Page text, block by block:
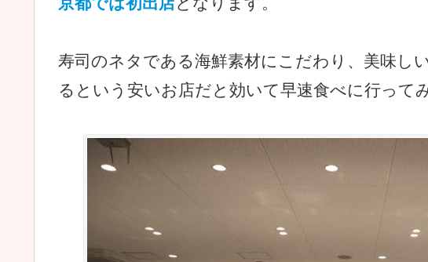
寿司のネタである海鮮素材にこだわり、美味し
るという安いお店だと効いて早速食べに行って